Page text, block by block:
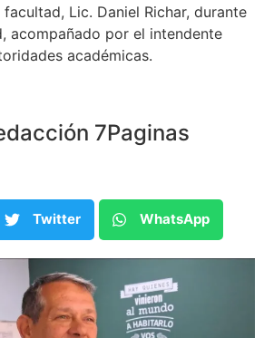
Lic. Daniel Richar, durante
acompañado por el intendente
académicas.
7Paginas
Twitter WhatsApp